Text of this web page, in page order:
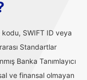
kodu, SWIFT ID veya
Standartlar
Banka Tanımlayıcı
ve finansal olmayan